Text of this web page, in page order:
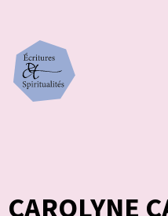
CAROLYNE